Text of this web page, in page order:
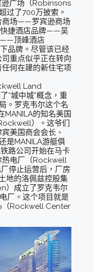
逊广场（Robinsons
过了700万披索。
商场——罗宾逊商场
快捷酒店品牌——吴
——顶峰酒店
品牌。尽管该已经
重点似乎正在转向
何在建的新住宅项
Land
“城中城”概念，重
。罗克韦尔这个名
MANILA的知名美国
）。这爷们
美国商会会长、
是MANILA游艇俱
路公司开始在马卡
热电厂（Rockwell
停止运营后，厂房
地的洛佩兹控股集
）成立了罗克韦尔
厂。这个项目就是
（Rockwell Center